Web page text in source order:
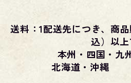
送料：1配送先につき、商
込）以
本州・四国・九
北海道・沖縄 →